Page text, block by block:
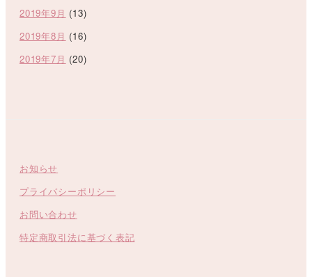
2019年9月 (13)
2019年8月 (16)
2019年7月 (20)
お知らせ
プライバシーポリシー
お問い合わせ
特定商取引法に基づく表記